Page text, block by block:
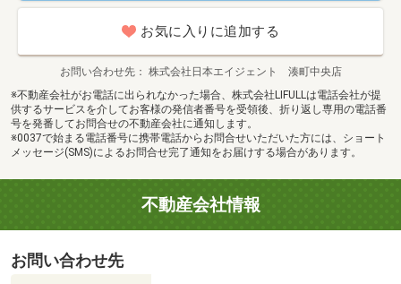
お気に入りに追加する
お問い合わせ先
株式会社日本エイジェント 湊町中央店
※不動産会社がお電話に出られなかった場合、株式会社LIFULLは電話会社が提
供するサービスを介してお客様の発信者番号を受領後、折り返し専用の電話番
号を発番してお問合せの不動産会社に通知します。
※0037で始まる電話番号に携帯電話からお問合せいただいた方には、ショート
メッセージ(SMS)によるお問合せ完了通知をお届けする場合があります。
不動産会社情報
お問い合わせ先